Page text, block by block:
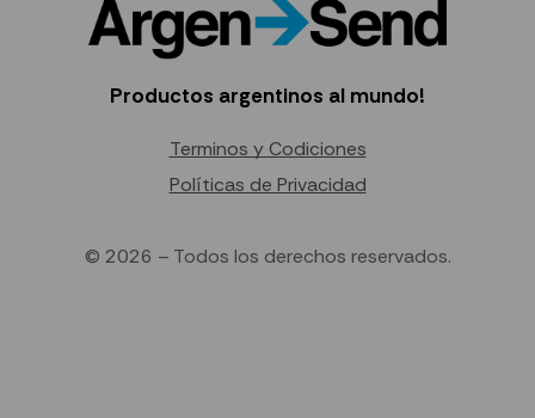
Productos argentinos al mundo!
Terminos y Codiciones
Políticas de Privacidad
© 2026 – Todos los derechos reservados.